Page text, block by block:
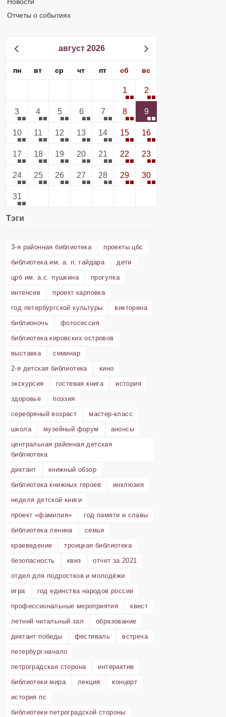
Отчеты о событиях
август 2026
пн вт ср чт пт сб вс
1 2
3 4 5 6 7 8 9
10 11 12 13 14 15 16
17 18 19 20 21 22 23
24 25 26 27 28 29 30
31
Тэги
3-я районная библиотека
проекты цбс
библиотека им. а. п. гайдара
дети
црб им. а.с. пушкина
прогулка
интенсив
проект карповка
год петербургской культуры
викторина
библионочь
фотосессия
библиотека кировских островов
выставка
семинар
2-я детская библиотека
кино
экскурсия
гостевая книга
история
здоровье
поэзия
серебряный возраст
мастер-класс
школа
музейный форум
анонсы
центральная районная детская
библиотека
диктант
книжный обзор
библиотека книжных героев
инклюзия
неделя детской книги
проект «фамилия»
год памяти и славы
библиотека ленина
семья
краеведение
троицкая библиотека
безопасность
квиз
отчет за 2021
отдел для подростков и молодёжи
игра
год единства народов россии
профессиональные мероприятия
квест
летний читальный зал
образование
диктант победы
фестиваль
встреча
петербург.начало
петроградская сторона
интерактив
библиотеки мира
лекция
концерт
история пс
библиотеки петроградской стороны